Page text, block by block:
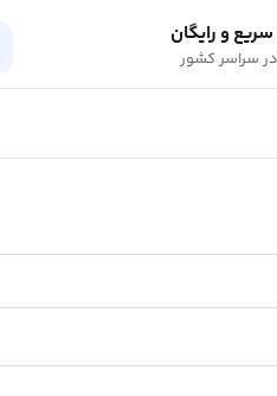
و رایگان
سراسر کشور